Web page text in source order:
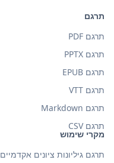
מקרי שימוש
תרגם גיליונות ציונים אקדמיים
תרגם
תרגם PDF
תרגם PPTX
תרגם EPUB
תרגם VTT
תרגם Markdown
תרגם CSV